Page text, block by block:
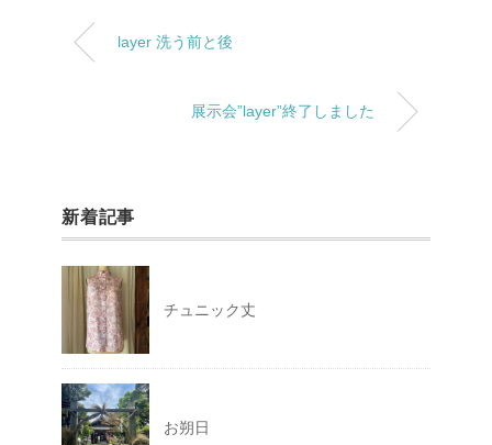
layer 洗う前と後
展示会”layer”終了しました
新着記事
チュニック丈
お朔日